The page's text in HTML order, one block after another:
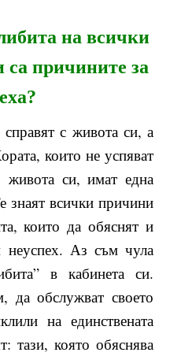
на всички
причините за
с живота си, а
които не успяват
живота си, имат една
знаят всички причини
които да обяснят и
неуспех. Аз съм чула
в кабинета си.
да обслужват своето
на единствената
тази, която обяснява